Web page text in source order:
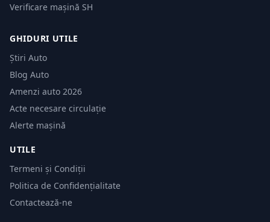
Verificare mașină SH
GHIDURI UTILE
Știri Auto
Blog Auto
Amenzi auto 2026
Acte necesare circulație
Alerte mașină
UTILE
Termeni și Condiții
Politica de Confidențialitate
Contactează-ne